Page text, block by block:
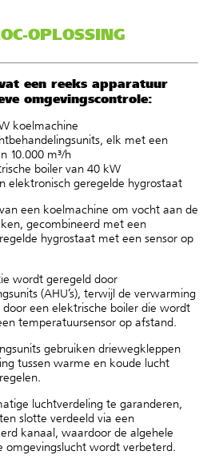
OPLOSSING
een reeks apparatuur
omgevingscontrole:
koelmachine
elk met een
10.000 m³/h
boiler van 40 kW
elektronisch geregelde hygrostaat
een koelmachine om vocht aan de
gecombineerd met een
hygrostaat met een sensor op
wordt geregeld door
(AHU’s), terwijl de verwarming
een elektrische boiler die wordt
temperatuursensor op afstand.
gebruiken driewegkleppen
tussen warme en koude lucht
luchtverdeling te garanderen,
slotte verdeeld via een
kanaal, waardoor de algehele
omgevingslucht wordt verbeterd.